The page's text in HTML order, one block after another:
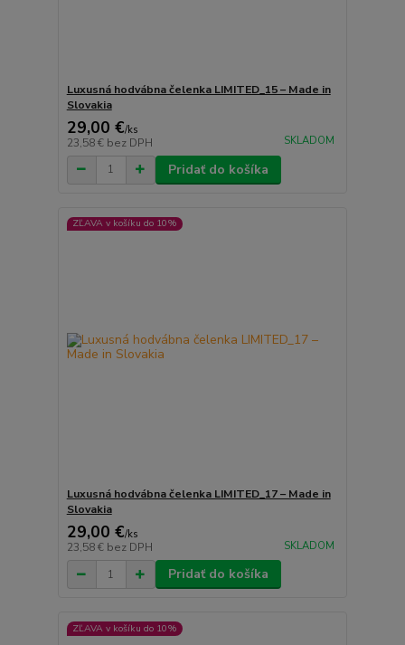
Luxusná hodvábna čelenka LIMITED_15 – Made in
Slovakia
29,00 €/ks
23,58 € bez DPH SKLADOM
Pridať do košíka
ZĽAVA v košíku do 10%
Luxusná hodvábna čelenka LIMITED_17 – Made in
Slovakia
29,00 €/ks
23,58 € bez DPH SKLADOM
Pridať do košíka
ZĽAVA v košíku do 10%